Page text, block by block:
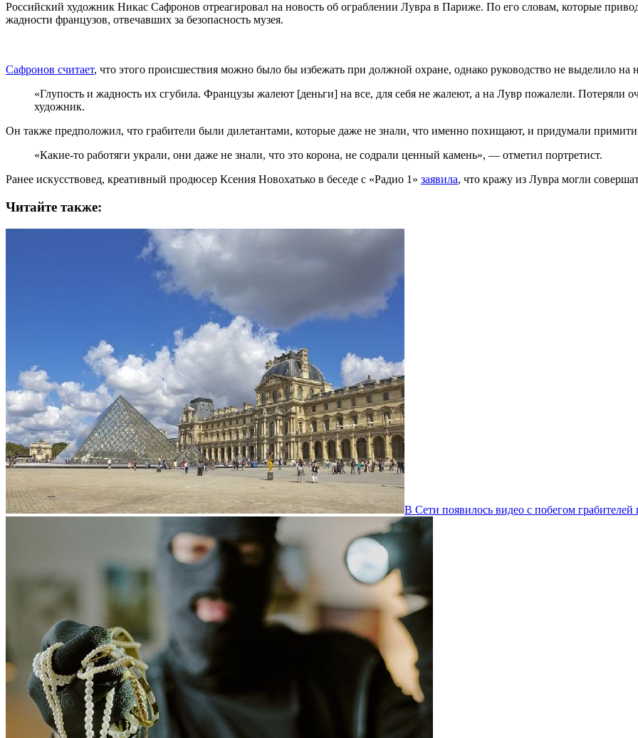
Российский художник Никас Сафронов отреагировал на новость об ограблении Лувра в Париже. По его словам, которые
жадности французов, отвечавших за безопасность музея.
Сафронов считает, что этого происшествия можно было бы избежать при должной охране, однако руководство не выделило на
«Глупость и жадность их сгубила. Французы жалеют [деньги] на все, для себя не жалеют, а на Лувр пожалели. Потеряли
художник.
Он также предположил, что грабители были дилетантами, которые даже не знали, что именно похищают, и придумали
«Какие-то работяги украли, они даже не знали, что это корона, не содрали ценный камень», — отметил портретист.
Ранее искусствовед, креативный продюсер Ксения Новохатько в беседе с «Радио 1» заявила, что кражу из Лувра могли
Читайте также:
В Сети появилось видео с побегом грабителей